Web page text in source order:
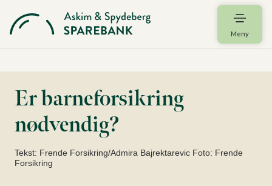
Meny
Er barneforsikring
nødvendig?
Tekst: Frende Forsikring/Admira Bajrektarevic Foto: Frende
Forsikring